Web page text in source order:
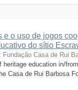
o uso de jogos
do sítio
Fundação Casa de Rui
education in/
Casa de Rui Barbosa